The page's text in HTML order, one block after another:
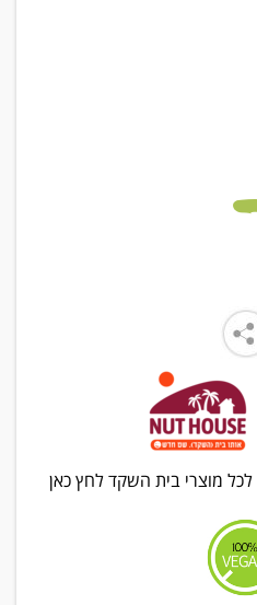
לכל מוצרי בית השקד לחץ כאן